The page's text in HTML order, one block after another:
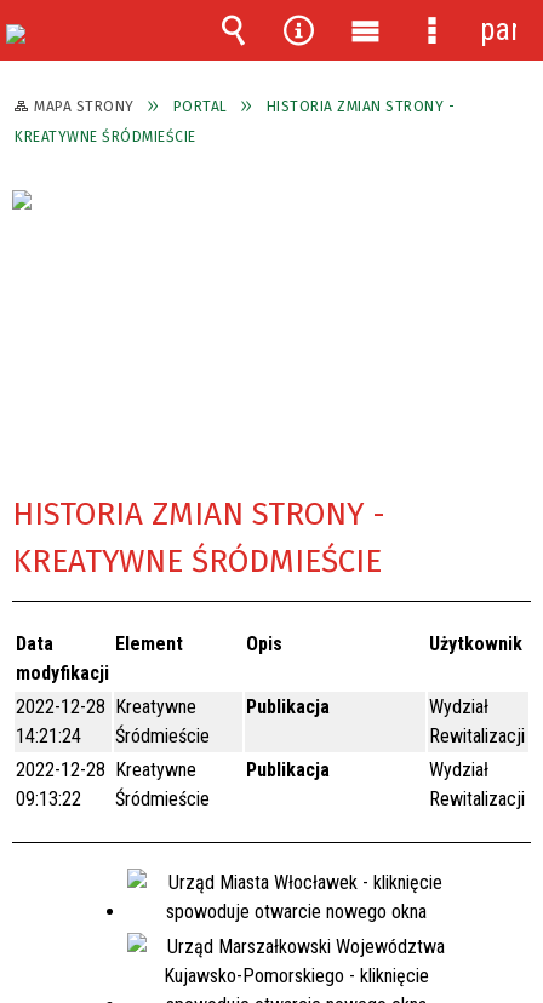
MAPA STRONY PORTAL
HISTORIA ZMIAN STRONY -
KREATYWNE ŚRÓDMIEŚCIE
HISTORIA ZMIAN STRONY -
KREATYWNE ŚRÓDMIEŚCIE
Data
modyfikacji
Element Opis Użytkownik
2022-12-28
14:21:24
Kreatywne
Śródmieście
Publikacja
Wydział
Rewitalizacji
2022-12-28
09:13:22
Kreatywne
Śródmieście
Publikacja
Wydział
Rewitalizacji
Wyszukiwarka
Narzędzia
Menu
główne
Menu